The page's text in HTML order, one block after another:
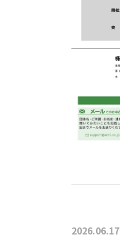
2026.06.17